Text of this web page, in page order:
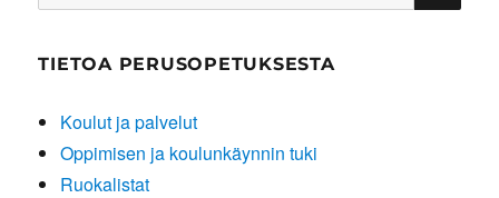
TIETOA PERUSOPETUKSESTA
Koulut ja palvelut
Oppimisen ja koulunkäynnin tuki
Ruokalistat